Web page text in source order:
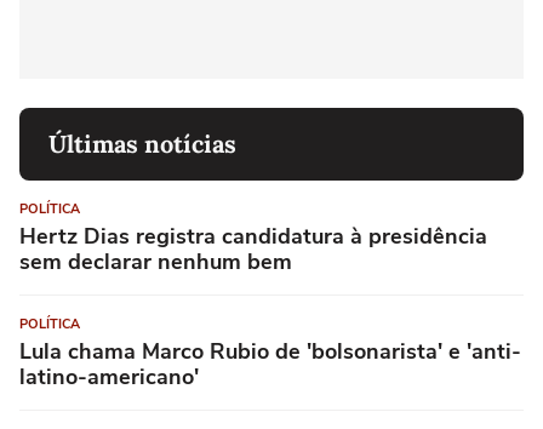
Últimas notícias
POLÍTICA
Hertz Dias registra candidatura à presidência
sem declarar nenhum bem
POLÍTICA
Lula chama Marco Rubio de 'bolsonarista' e 'anti-
latino-americano'